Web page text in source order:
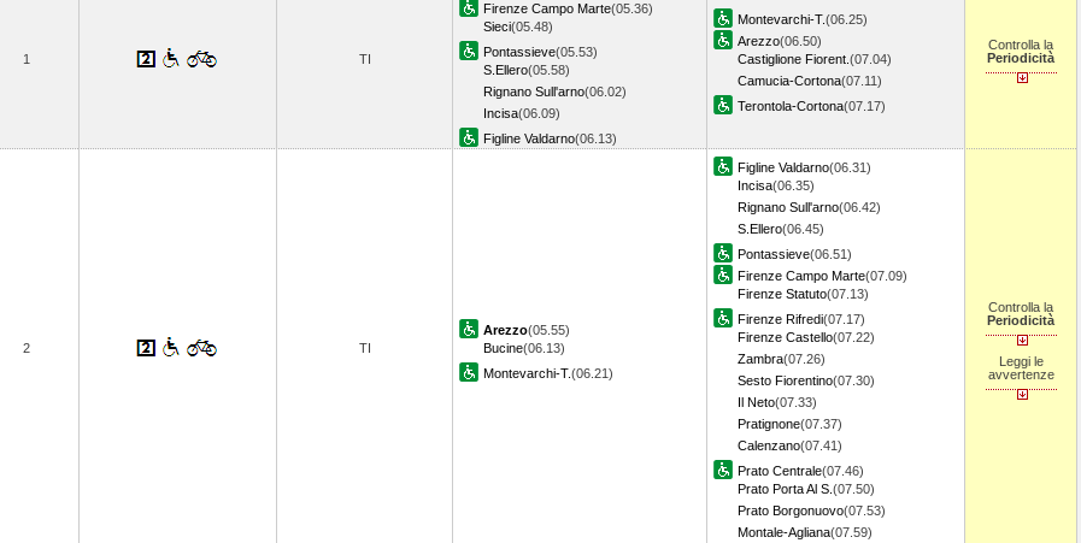
1 TI
Firenze Campo Marte(05.36)
Sieci(05.48)
Pontassieve(05.53)
S.Ellero(05.58)
Rignano Sull'arno(06.02)
Incisa(06.09)
Figline Valdarno(06.13)
Montevarchi-T.(06.25)
Arezzo(06.50)
Castiglione Fiorent. (07.04)
Camucia-Cortona(07.11)
Terontola-Cortona(07.17)
Controlla la
Periodicità
2 TI
Arezzo(05.55)
Bucine(06.13)
Montevarchi-T.(06.21)
Figline Valdarno(06.31)
Incisa(06.35)
Rignano Sull'arno(06.42)
S.Ellero(06.45)
Pontassieve(06.51)
Firenze Campo Marte(07.09)
Firenze Statuto(07.13)
Firenze Rifredi(07.17)
Firenze Castello(07.22)
Zambra(07.26)
Sesto Fiorentino(07.30)
Il Neto(07.33)
Pratignone(07.37)
Calenzano(07.41)
Prato Centrale(07.46)
Prato Porta Al S. (07.50)
Prato Borgonuovo(07.53)
Montale-Agliana(07.59)
Controlla la
Periodicità
Leggi le
avvertenze